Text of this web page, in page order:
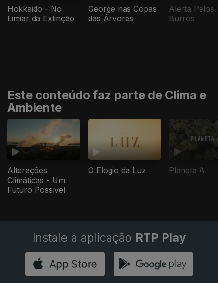
Hokkaido - No
Limiar da Extinção
George nas Copas
das Árvores
Alerta Pelos
Burros
Este conteúdo faz parte de Clima e
Ambiente
Alterações
Climáticas - Um
Futuro Possível
O Elogio da Luz Planeta A
Instale a aplicação RTP Play